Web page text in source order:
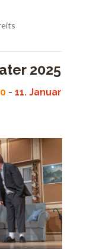
2025
- 11. Januar